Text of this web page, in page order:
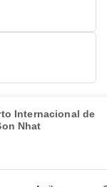
Internacional de
Nhat